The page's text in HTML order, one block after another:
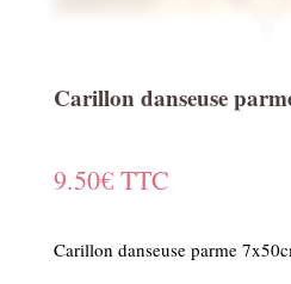
Carillon danseuse
9.50€ TTC
Carillon danseuse parme